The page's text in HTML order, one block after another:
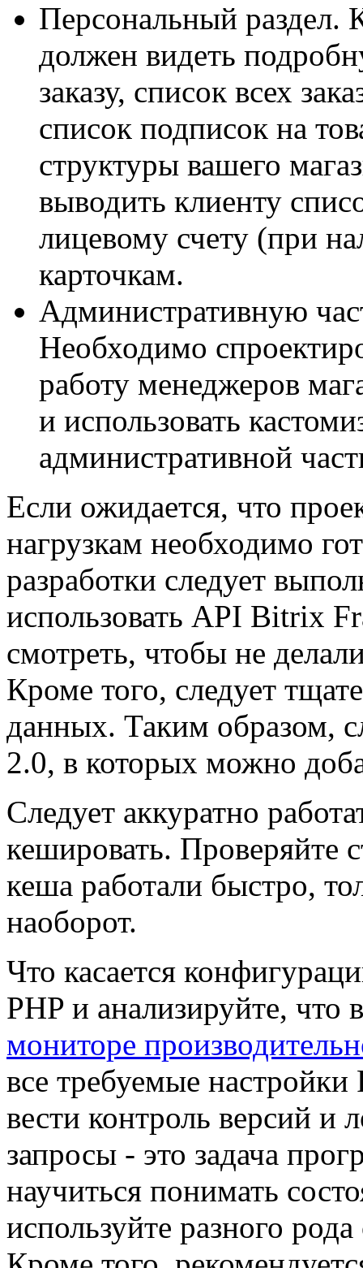
Персональный раздел.
должен видеть
заказу, список всех
список подписок на
структуры вашего
выводить клиенту
лицевому счету (при
карточкам.
Административную
Необходимо
работу менеджеров
и использовать
административной
Если ожидается, что
нагрузкам необходимо
разработки следует
использовать API Bitrix
смотреть, чтобы не
Кроме того, следует
данных. Таким образом,
2.0, в которых можно
Следует аккуратно
кешировать. Проверяйте
кеша работали быстро,
наоборот.
Что касается
PHP и анализируйте, что
мониторе
все требуемые
вести контроль версий и
запросы - это задача
научиться понимать
используйте разного